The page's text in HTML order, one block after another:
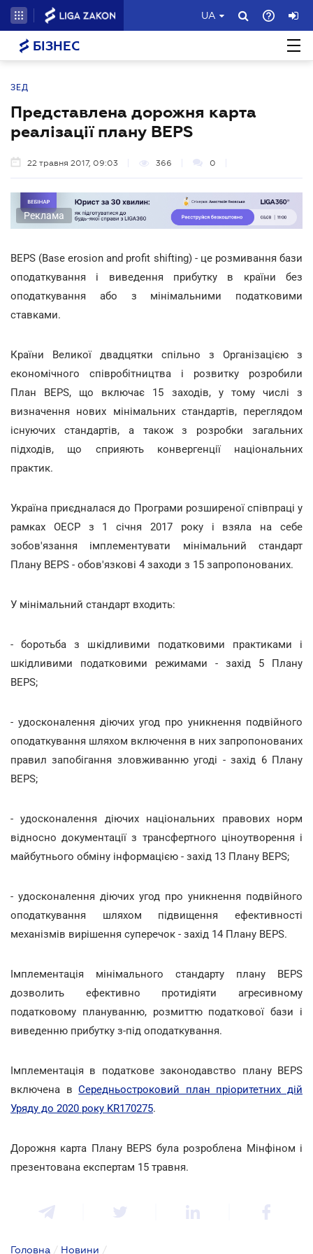
UA
БІЗНЕС
ЗЕД
Представлена дорожня карта
реалізації плану BEPS
22 травня 2017, 09:03 366 0
Реклама
BEPS (Base erosion and profit shifting) - це розмивання бази
оподаткування і виведення прибутку в країни без
оподаткування або з мінімальними податковими
ставками.
Країни Великої двадцятки спільно з Організацією з
економічного співробітництва і розвитку розробили
План BEPS, що включає 15 заходів, у тому числі з
визначення нових мінімальних стандартів, переглядом
існуючих стандартів, а також з розробки загальних
підходів, що сприяють конвергенції національних
практик.
Україна приєдналася до Програми розширеної співпраці у
рамках ОЕСР з 1 січня 2017 року і взяла на себе
зобов'язання імплементувати мінімальний стандарт
Плану BEPS - обов'язкові 4 заходи з 15 запропонованих.
У мінімальний стандарт входить:
- боротьба з шкідливими податковими практиками і
шкідливими податковими режимами - захід 5 Плану
BEPS;
- удосконалення діючих угод про уникнення подвійного
оподаткування шляхом включення в них запропонованих
правил запобігання зловживанню угоді - захід 6 Плану
BEPS;
- удосконалення діючих національних правових норм
відносно документації з трансфертного ціноутворення і
майбутнього обміну інформацією - захід 13 Плану BEPS;
- удосконалення діючих угод про уникнення подвійного
оподаткування шляхом підвищення ефективності
механізмів вирішення суперечок - захід 14 Плану BEPS.
Імплементація мінімального стандарту плану BEPS
дозволить ефективно протидіяти агресивному
податковому плануванню, розмиттю податкової бази і
виведенню прибутку з-під оподаткування.
Імплементація в податкове законодавство плану BEPS
включена вСередньостроковий план пріоритетних дій
Уряду до 2020 року KR170275.
Дорожня карта Плану BEPS була розроблена Мінфіном і
презентована експертам 15 травня.
Головна / Новини /